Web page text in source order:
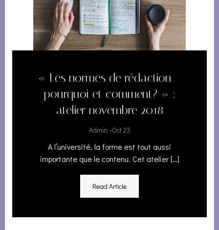
« Les normes de rédaction –
pourquoi et comment? » :
atelier novembre 2018
Admin -Oct 23
A l’université, la forme est tout aussi
importante que le contenu. Cet atelier […]
Read Article